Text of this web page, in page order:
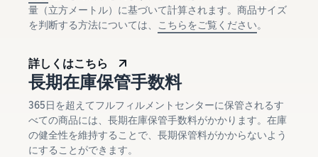
量（立方メートル）に基づいて計算されます。商品サイズ
を判断する方法については、
こちらをご覧ください。
詳しくはこちら
長期在庫保管手数料
365日を超えてフルフィルメントセンターに保管されるす
べての商品には、長期在庫保管手数料がかかります。在庫
の健全性を維持することで、長期保管料がかからないよう
にすることができます。